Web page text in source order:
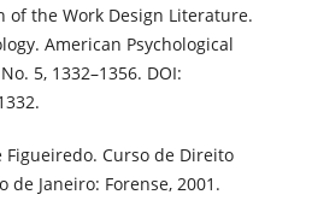
of the Work Design Literature.
American Psychological
5, 1332–1356. DOI:
Figueiredo. Curso de Direito
Janeiro: Forense, 2001.